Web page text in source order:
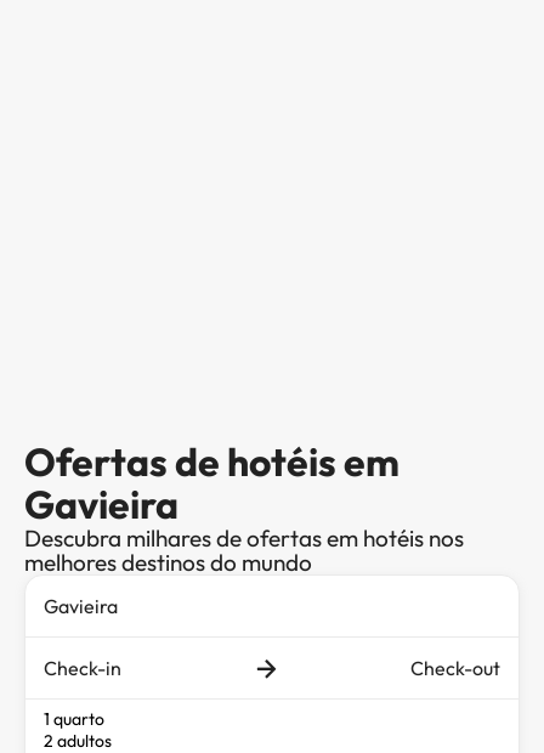
Ofertas de hotéis em
Gavieira
Descubra milhares de ofertas em hotéis nos
melhores destinos do mundo
Check-in Check-out
1 quarto
2 adultos